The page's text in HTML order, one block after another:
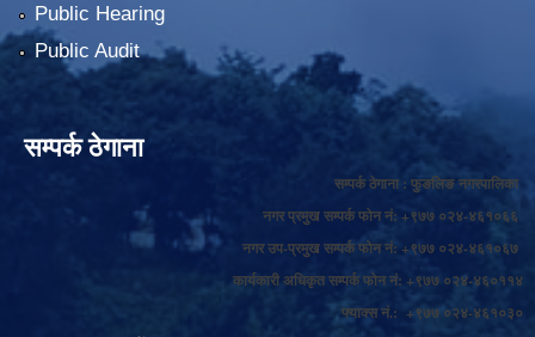
Public Hearing
Public Audit
सम्पर्क ठेगाना
सम्पर्क ठेगाना : फुङलिङ नगरपालिका
नगर प्रमुख सम्पर्क फोन नं: +९७७ ०२४-४६१०६६
नगर उप-प्रमुख सम्पर्क फोन नं: +९७७ ०२४-४६१०६७
कार्यकारी अधिकृत सम्पर्क फोन नं: +९७७ ०२४-४६०११४
फ्याक्स नं.: +९७७ ०२४-४६१०३०